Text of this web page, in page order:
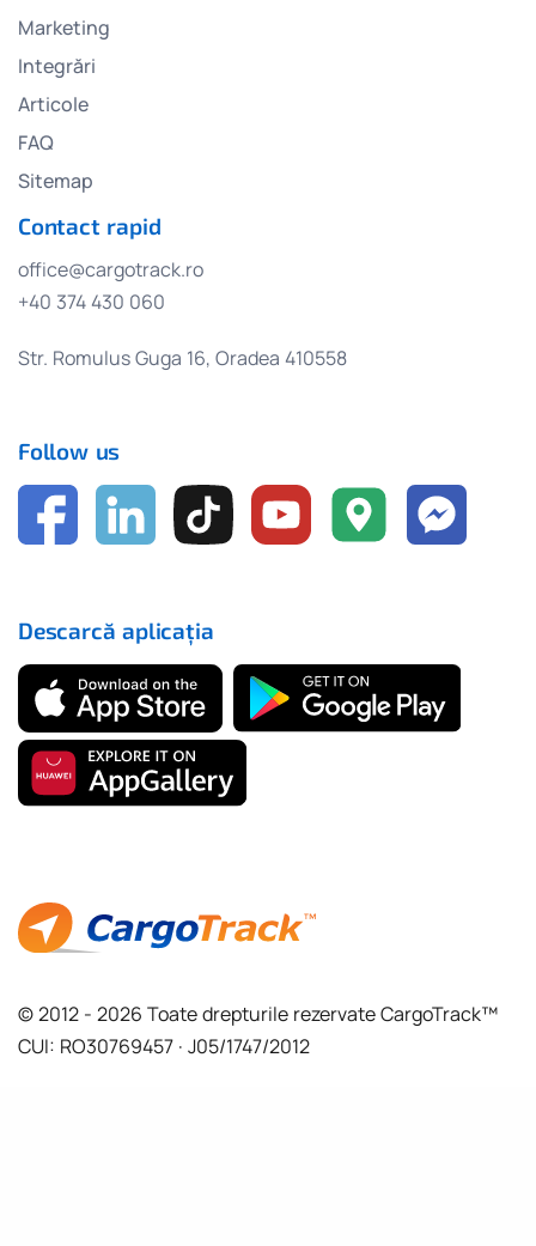
Marketing
Integrări
Articole
FAQ
Sitemap
Contact rapid
office@cargotrack.ro
+40 374 430 060
Str. Romulus Guga 16, Oradea 410558
© 2012 - 2026 Toate drepturile rezervate CargoTrack™
CUI: RO30769457 · J05/1747/2012
Follow us
Descarcă aplicația